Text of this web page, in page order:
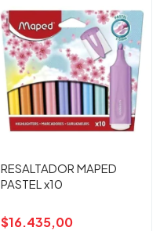
RESALTADOR MAPED
PASTEL x10
$16.435,00